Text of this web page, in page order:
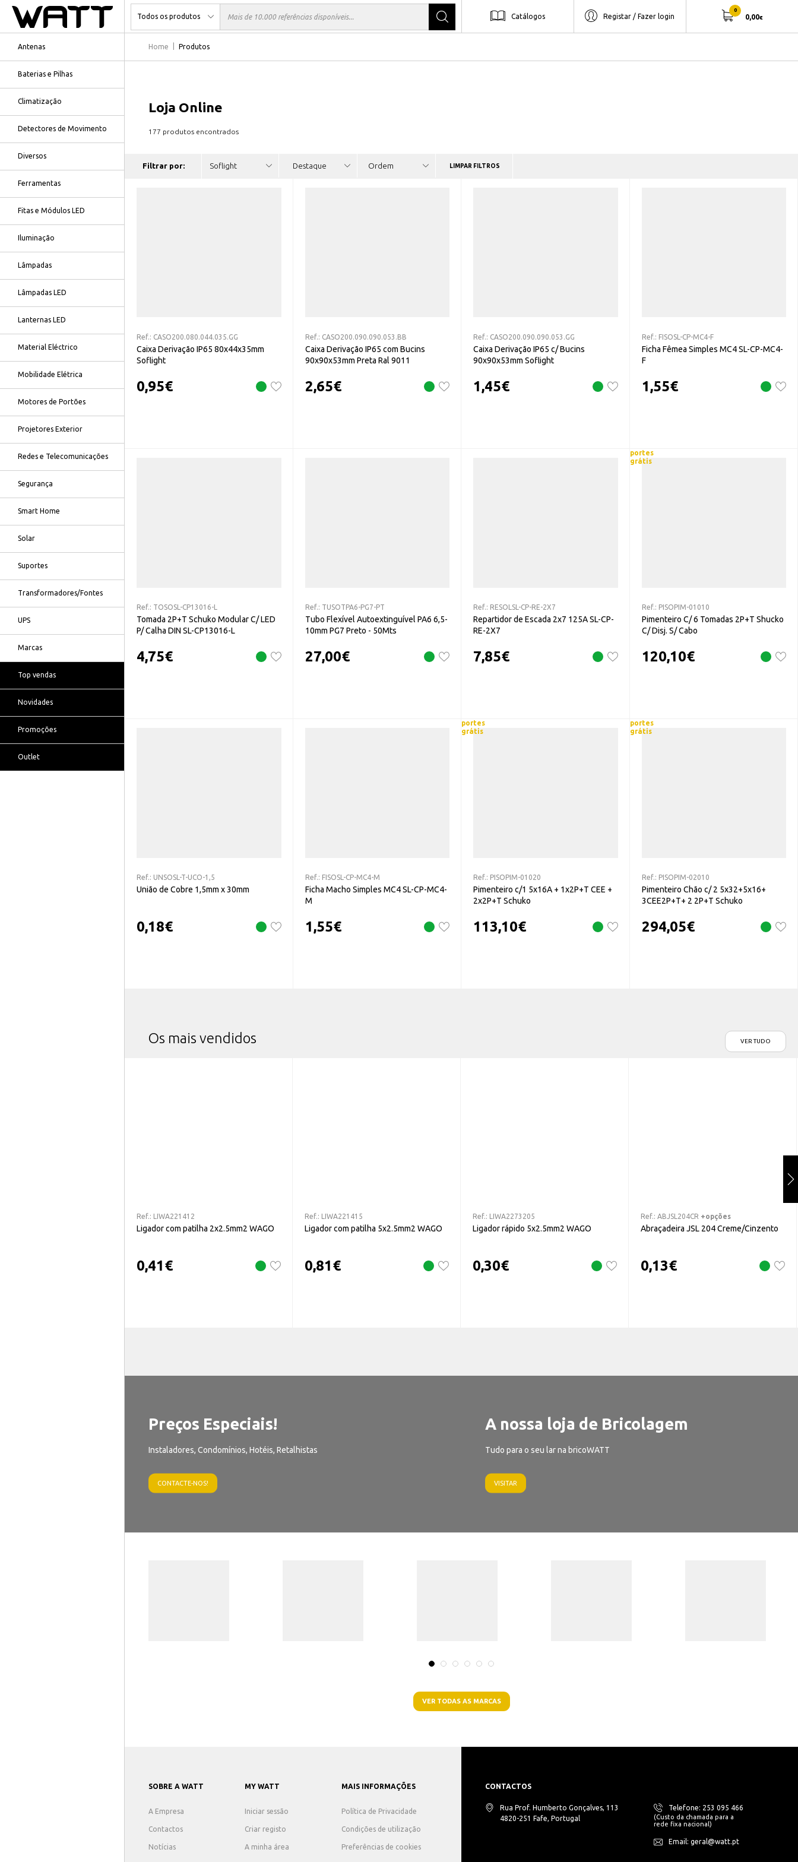
Antenas
Baterias e Pilhas
Climatização
Detectores de Movimento
Diversos
Ferramentas
Fitas e Módulos LED
Iluminação
Lâmpadas
Lâmpadas LED
Lanternas LED
Material Eléctrico
Mobilidade Elétrica
Motores de Portões
Projetores Exterior
Redes e Telecomunicações
Segurança
Smart Home
Solar
Suportes
Transformadores/Fontes
UPS
Marcas
Top vendas
Novidades
Promoções
Outlet
Catálogos Registar / Fazer login
0
0,00€
Home Produtos
Loja Online
Filtrar por: LIMPAR FILTROS
177 produtos encontrados
Ref.: CASO200.080.044.035.GG
Caixa Derivação IP65 80x44x35mm
Soflight
0,95€
Ref.: CASO200.090.090.053.BB
Caixa Derivação IP65 com Bucins
90x90x53mm Preta Ral 9011
2,65€
Ref.: CASO200.090.090.053.GG
Caixa Derivação IP65 c/ Bucins
90x90x53mm Soflight
1,45€
Ref.: FISOSL-CP-MC4-F
Ficha Fêmea Simples MC4 SL-CP-MC4-
F
1,55€
Ref.: TOSOSL-CP13016-L
Tomada 2P+T Schuko Modular C/ LED
P/ Calha DIN SL-CP13016-L
4,75€
Ref.: TUSOTPA6-PG7-PT
Tubo Flexível Autoextinguível PA6 6,5-
10mm PG7 Preto - 50Mts
27,00€
Ref.: RESOLSL-CP-RE-2X7
Repartidor de Escada 2x7 125A SL-CP-
RE-2X7
7,85€
portes
grátis
Ref.: PISOPIM-01010
Pimenteiro C/ 6 Tomadas 2P+T Shucko
C/ Disj. S/ Cabo
120,10€
Ref.: UNSOSL-T-UCO-1,5
União de Cobre 1,5mm x 30mm
0,18€
Ref.: FISOSL-CP-MC4-M
Ficha Macho Simples MC4 SL-CP-MC4-
M
1,55€
portes
grátis
Ref.: PISOPIM-01020
Pimenteiro c/1 5x16A + 1x2P+T CEE +
2x2P+T Schuko
113,10€
portes
grátis
Ref.: PISOPIM-02010
Pimenteiro Chão c/ 2 5x32+5x16+
3CEE2P+T+ 2 2P+T Schuko
294,05€
Os mais vendidos VER TUDO
Ref.: LIWA221412
Ligador com patilha 2x2.5mm2 WAGO
0,41€
Ref.: LIWA221415
Ligador com patilha 5x2.5mm2 WAGO
0,81€
Ref.: LIWA2273205
Ligador rápido 5x2.5mm2 WAGO
0,30€
Ref.: ABJSL204CR +opções
Abraçadeira JSL 204 Creme/Cinzento
0,13€
Preços Especiais!
Instaladores, Condomínios, Hotéis, Retalhistas
CONTACTE-NOS!
A nossa loja de Bricolagem
Tudo para o seu lar na bricoWATT
VISITAR
VER TODAS AS MARCAS
SOBRE A WATT
A Empresa
Contactos
Notícias
MY WATT
Iniciar sessão
Criar registo
A minha área
MAIS INFORMAÇÕES
Política de Privacidade
Condições de utilização
Preferências de cookies
CONTACTOS
Rua Prof. Humberto Gonçalves, 113
4820-251 Fafe, Portugal
Telefone: 253 095 466
(Custo da chamada para a
rede fixa nacional)
Email: geral@watt.pt